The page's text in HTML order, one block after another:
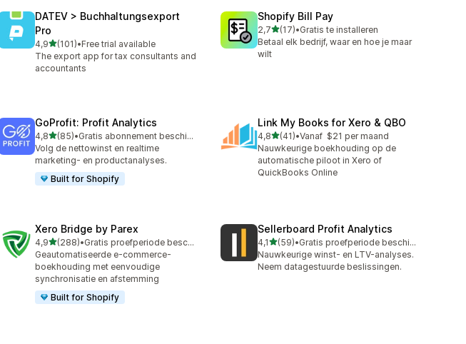
DATEV > Buchhaltungsexport
Pro
4,9van 5 sterren
(101)
101 recensies in totaal
•Free trial available
The export app for tax consultants and
accountants
Shopify Bill Pay
2,7van 5 sterren
(17)
17 recensies in totaal
•Gratis te installeren
Betaal elk bedrijf, waar en hoe je maar
wilt
GoProfit: Profit Analytics
4,8van 5 sterren
(85)
85 recensies in totaal
•
Gratis abonnement beschikbaar
Volg de nettowinst en realtime
marketing- en productanalyses.
Built for Shopify
Link My Books for Xero & QBO
4,8van 5 sterren
(41)
41 recensies in totaal
•Vanaf $21 per maand
Nauwkeurige boekhouding op de
automatische piloot in Xero of
QuickBooks Online
Xero Bridge by Parex
4,9van 5 sterren
(288)
288 recensies in totaal
•
Gratis proefperiode beschikbaar
Geautomatiseerde e-commerce-
boekhouding met eenvoudige
synchronisatie en afstemming
Built for Shopify
Sellerboard Profit Analytics
4,1van 5 sterren
(59)
59 recensies in totaal
•
Gratis proefperiode beschikbaar
Nauwkeurige winst- en LTV-analyses.
Neem datagestuurde beslissingen.